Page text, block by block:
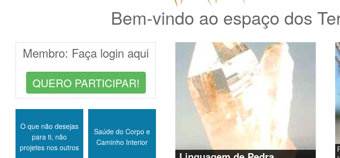
Bem-vindo ao espaço dos
Membro: Faça login aqui
QUERO PARTICIPAR!
O que não desejas
para ti, não
projetes nos outros
Saúde do Corpo e
Caminho Interior